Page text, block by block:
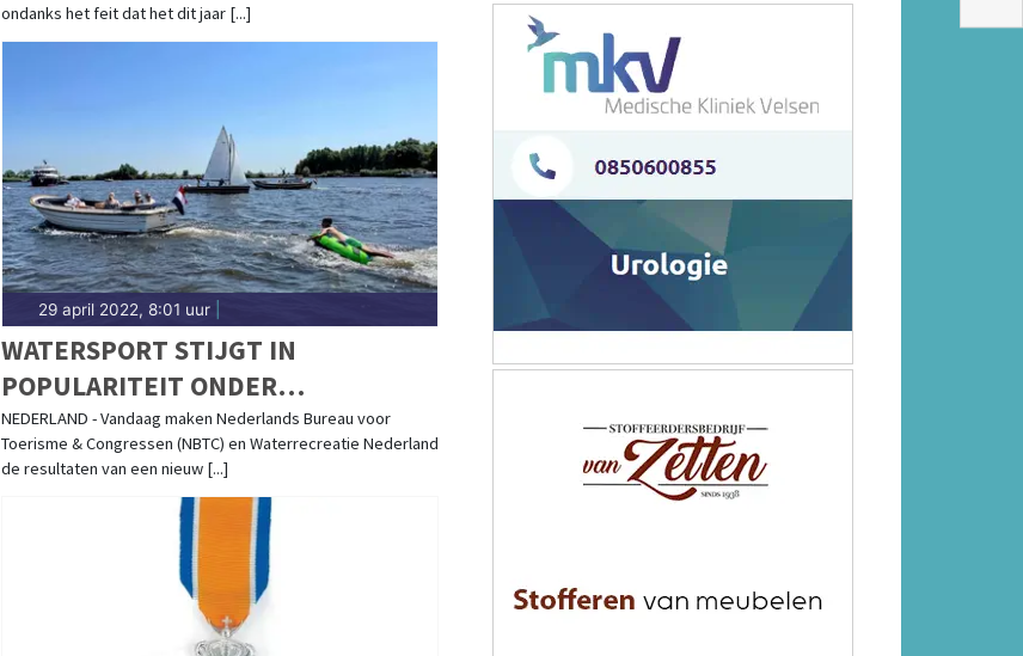
ondanks het feit dat het dit jaar [...]
29 april 2022, 8:01 uur|
WATERSPORT STIJGT IN
POPULARITEIT ONDER
NEDERLANDERS
NEDERLAND - Vandaag maken Nederlands Bureau voor
Toerisme & Congressen (NBTC) en Waterrecreatie Nederland
de resultaten van een nieuw [...]